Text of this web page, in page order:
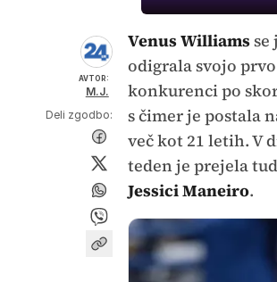
AVTOR:
M.J.
Deli zgodbo:
Venus Williamsse
odigrala svojo
konkurenci po
s čimer je postala
več kot 21 letih. V
teden je prejela
Jessici Maneiro.